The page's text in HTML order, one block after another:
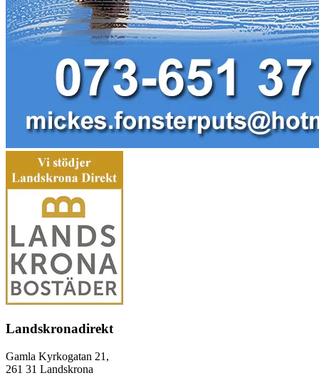
Landskronadirekt
Gamla Kyrkogatan 21,
261 31 Landskrona